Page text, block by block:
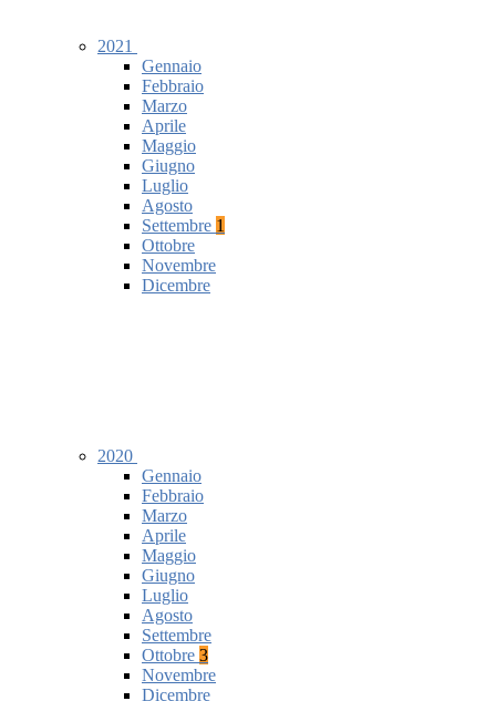
2021
Gennaio
Febbraio
Marzo
Aprile
Maggio
Giugno
Luglio
Agosto
Settembre 1
Ottobre
Novembre
Dicembre
2020
Gennaio
Febbraio
Marzo
Aprile
Maggio
Giugno
Luglio
Agosto
Settembre
Ottobre 3
Novembre
Dicembre